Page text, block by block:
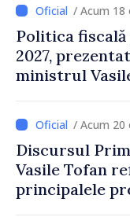
/ Acum 18
Politica
2027,
ministrul
stimularea
taxare mai/ Acum 20
Discursul
Vasile Tofan
principalele